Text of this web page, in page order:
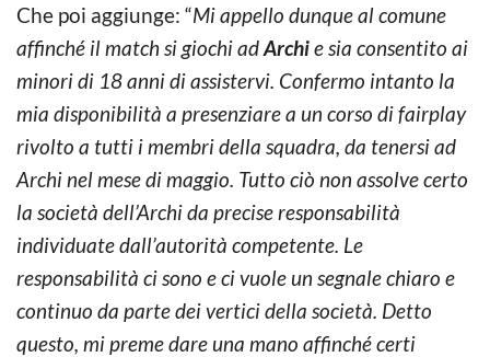
Che poi aggiunge: “Mi appello dunque al comune
affinché il match si giochi adArchie sia consentito ai
minori di 18 anni di assistervi. Confermo intanto la
mia disponibilità a presenziare a un corso di fairplay
rivolto a tutti i membri della squadra, da tenersi ad
Archi nel mese di maggio. Tutto ciò non assolve certo
la società dell’Archi da precise responsabilità
individuate dall’autorità competente. Le
responsabilità ci sono e ci vuole un segnale chiaro e
continuo da parte dei vertici della società. Detto
questo, mi preme dare una mano affinché certi